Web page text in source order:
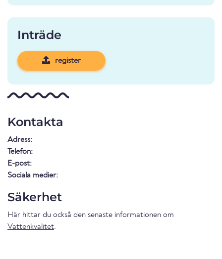
Inträde
register
Kontakta
Adress:
Telefon:
E-post:
Sociala medier:
Säkerhet
Här hittar du också den senaste informationen om
Vattenkvalitet.